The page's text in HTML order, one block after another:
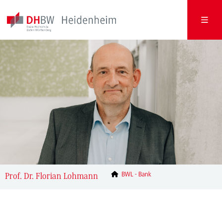
Prof. Dr. Florian Lohmann BWL - Bank